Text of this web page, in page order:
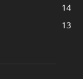
14
13